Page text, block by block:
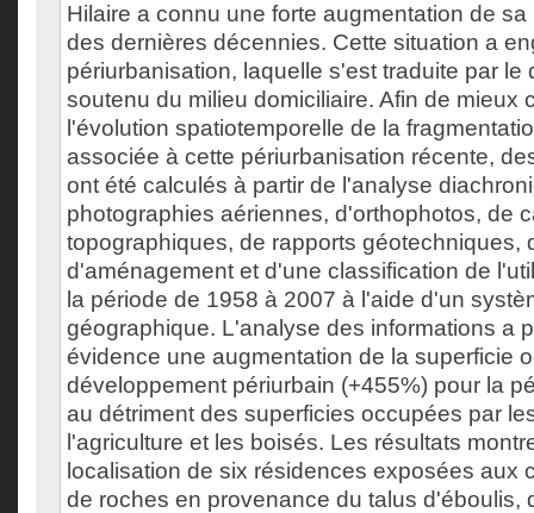
Hilaire a connu une forte augmentation de
des dernières décennies. Cette situation a
périurbanisation, laquelle s'est traduite par le
soutenu du milieu domiciliaire. Afin de mieux
l'évolution spatiotemporelle de la
associée à cette périurbanisation récente,
ont été calculés à partir de l'analyse
photographies aériennes, d'orthophotos, de
topographiques, de rapports géotechniques,
d'aménagement et d'une classification de
la période de 1958 à 2007 à l'aide d'un
géographique. L'analyse des informations a
évidence une augmentation de la superficie
développement périurbain (+455%) pour la
au détriment des superficies occupées par
l'agriculture et les boisés. Les résultats
localisation de six résidences exposées aux
de roches en provenance du talus d'éboulis,